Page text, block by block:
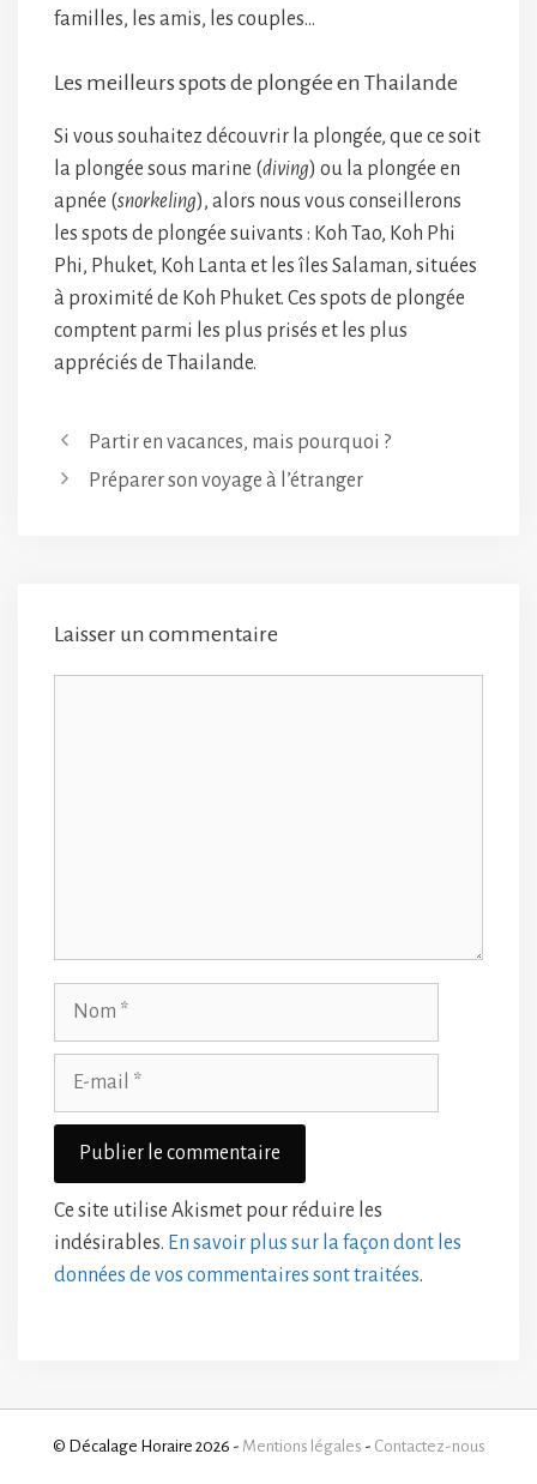
familles, les amis, les couples…
Les meilleurs spots de plongée en Thailande
Si vous souhaitez découvrir la plongée, que ce soit
la plongée sous marine (diving) ou la plongée en
apnée (snorkeling), alors nous vous conseillerons
les spots de plongée suivants : Koh Tao, Koh Phi
Phi, Phuket, Koh Lanta et les îles Salaman, situées
à proximité de Koh Phuket. Ces spots de plongée
comptent parmi les plus prisés et les plus
appréciés de Thailande.
Partir en vacances, mais pourquoi ?
Préparer son voyage à l’étranger
Laisser un commentaire
Ce site utilise Akismet pour réduire les
indésirables. En savoir plus sur la façon dont les
données de vos commentaires sont traitées.
© Décalage Horaire 2026 - Mentions légales - Contactez-nous